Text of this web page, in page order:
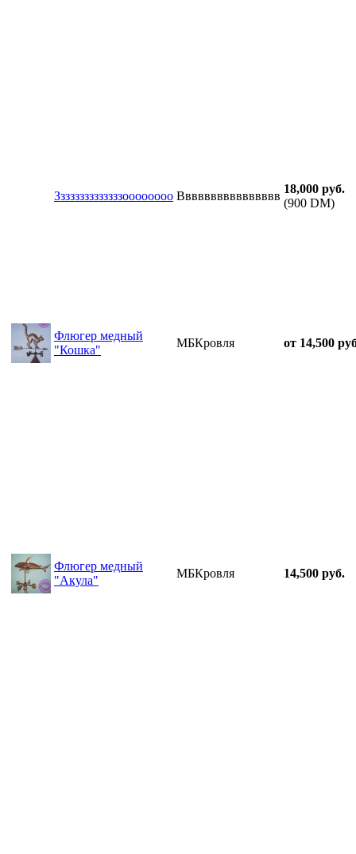
Ззззззззззззззоооооооо Вввввввввввввввв
18,000 руб.
(900 DM)
Флюгер медный
"Кошка"
МБКровля от 14,500
Флюгер медный
"Акула"
МБКровля 14,500 руб.